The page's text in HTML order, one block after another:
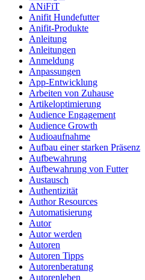
ANiFiT
Anifit Hundefutter
Anifit-Produkte
Anleitung
Anleitungen
Anmeldung
Anpassungen
App-Entwicklung
Arbeiten von Zuhause
Artikeloptimierung
Audience Engagement
Audience Growth
Audioaufnahme
Aufbau einer starken Präsenz
Aufbewahrung
Aufbewahrung von Futter
Austausch
Authentizität
Author Resources
Automatisierung
Autor
Autor werden
Autoren
Autoren Tipps
Autorenberatung
Autorenleben